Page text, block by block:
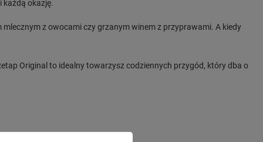
każdą okazję.
z owocami czy grzanym winem z przyprawami. A kiedy
Original to idealny towarzysz codziennych przygód, który dba o